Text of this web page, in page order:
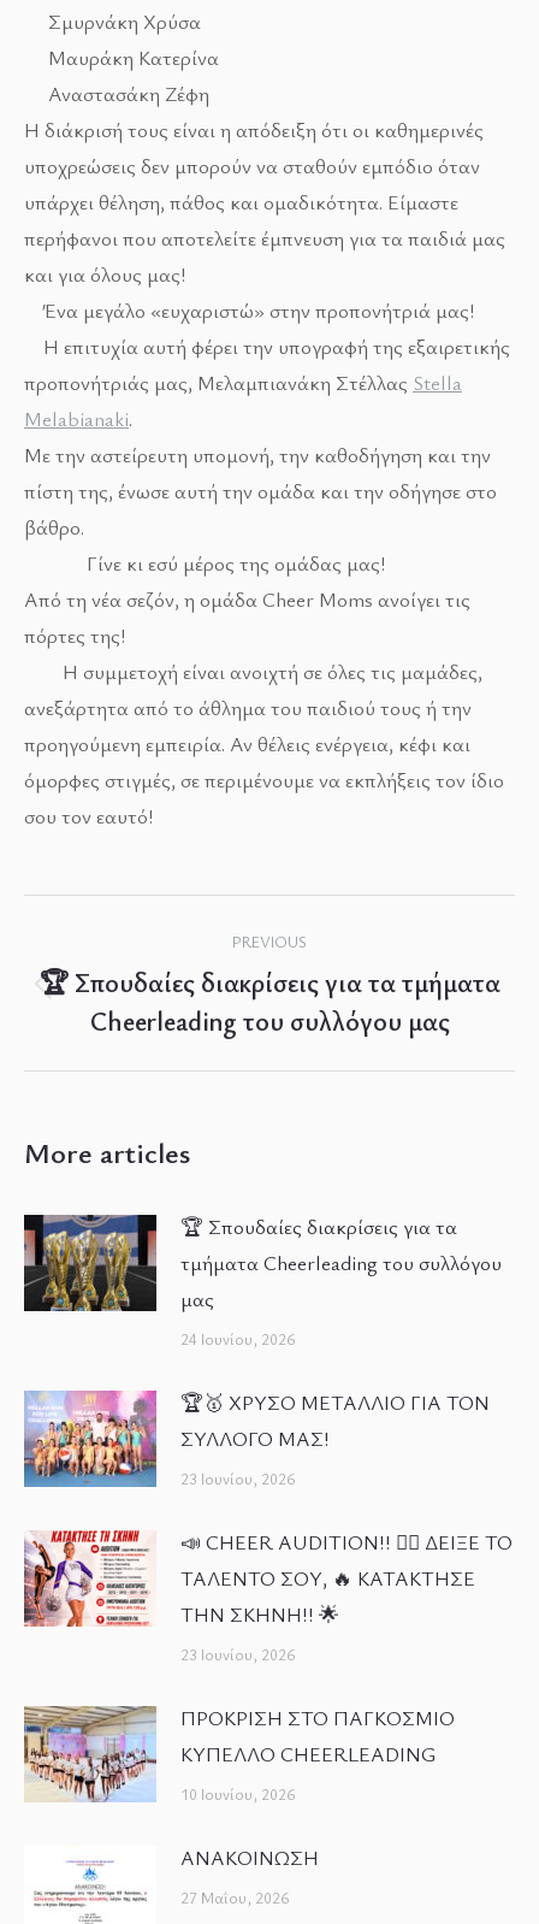
Σμυρνάκη Χρύσα
Μαυράκη Κατερίνα
Αναστασάκη Ζέφη
Η διάκρισή τους είναι η απόδειξη ότι οι καθημερινές
υποχρεώσεις δεν μπορούν να σταθούν εμπόδιο όταν
υπάρχει θέληση, πάθος και ομαδικότητα. Είμαστε
περήφανοι που αποτελείτε έμπνευση για τα παιδιά μας
και για όλους μας!
Ένα μεγάλο «ευχαριστώ» στην προπονήτριά μας!
Η επιτυχία αυτή φέρει την υπογραφή της εξαιρετικής
προπονήτριάς μας, Μελαμπιανάκη Στέλλας Stella
Melabianaki.
Με την αστείρευτη υπομονή, την καθοδήγηση και την
πίστη της, ένωσε αυτή την ομάδα και την οδήγησε στο
βάθρο.
Γίνε κι εσύ μέρος της ομάδας μας!
Από τη νέα σεζόν, η ομάδα Cheer Moms ανοίγει τις
πόρτες της!
Η συμμετοχή είναι ανοιχτή σε όλες τις μαμάδες,
ανεξάρτητα από το άθλημα του παιδιού τους ή την
προηγούμενη εμπειρία. Αν θέλεις ενέργεια, κέφι και
όμορφες στιγμές, σε περιμένουμε να εκπλήξεις τον ίδιο
σου τον εαυτό!
navigation
PREVIOUS
Previous
post:
🏆 Σπουδαίες διακρίσεις για τα τμήματα
Cheerleading του συλλόγου μας
More articles
🏆 Σπουδαίες διακρίσεις για τα
τμήματα Cheerleading του συλλόγου
μας
24 Ιουνίου, 2026
🏆🥇 ΧΡΥΣΟ ΜΕΤΑΛΛΙΟ ΓΙΑ ΤΟΝ
ΣΥΛΛΟΓΟ ΜΑΣ!
23 Ιουνίου, 2026
📣 CHEER AUDITION!! 🤸‍♀️ ΔΕΙΞΕ ΤΟ
ΤΑΛΕΝΤΟ ΣΟΥ, 🔥 ΚΑΤΑΚΤΗΣΕ
ΤΗΝ ΣΚΗΝΗ!! 🌟
23 Ιουνίου, 2026
ΠΡΟΚΡΙΣΗ ΣΤΟ ΠΑΓΚΟΣΜΙΟ
ΚΥΠΕΛΛΟ CHEERLEADING
10 Ιουνίου, 2026
ΑΝΑΚΟΙΝΩΣΗ
27 Μαΐου, 2026